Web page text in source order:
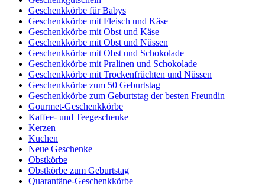
Geschenkkörbe für Babys
Geschenkkörbe mit Fleisch und Käse
Geschenkkörbe mit Obst und Käse
Geschenkkörbe mit Obst und Nüssen
Geschenkkörbe mit Obst und Schokolade
Geschenkkörbe mit Pralinen und Schokolade
Geschenkkörbe mit Trockenfrüchten und Nüssen
Geschenkkörbe zum 50 Geburtstag
Geschenkkörbe zum Geburtstag der besten Freundin
Gourmet-Geschenkkörbe
Kaffee- und Teegeschenke
Kerzen
Kuchen
Neue Geschenke
Obstkörbe
Obstkörbe zum Geburtstag
Quarantäne-Geschenkkörbe